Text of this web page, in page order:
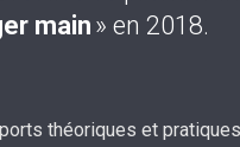
main » en 2018.
théoriques et